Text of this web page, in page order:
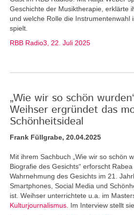
Geschichte der Musiktherapie, erklärte
und welche Rolle die Instrumentenwahl
spielt.
RBB Radio3, 22. Juli 2025
„Wie wir so schön
Weihser ergründet das
Schönheitsideal
Frank Füllgrabe, 20.04.2025
Mit ihrem Sachbuch „Wie wir so schön
Biografie des Gesichts“ erforscht
Wahrnehmung des Gesichts im 21.
Smartphones, Social Media und
ist. Weihser unterrichtete u.a. im
Kulturjournalismus . Im Interview stellt